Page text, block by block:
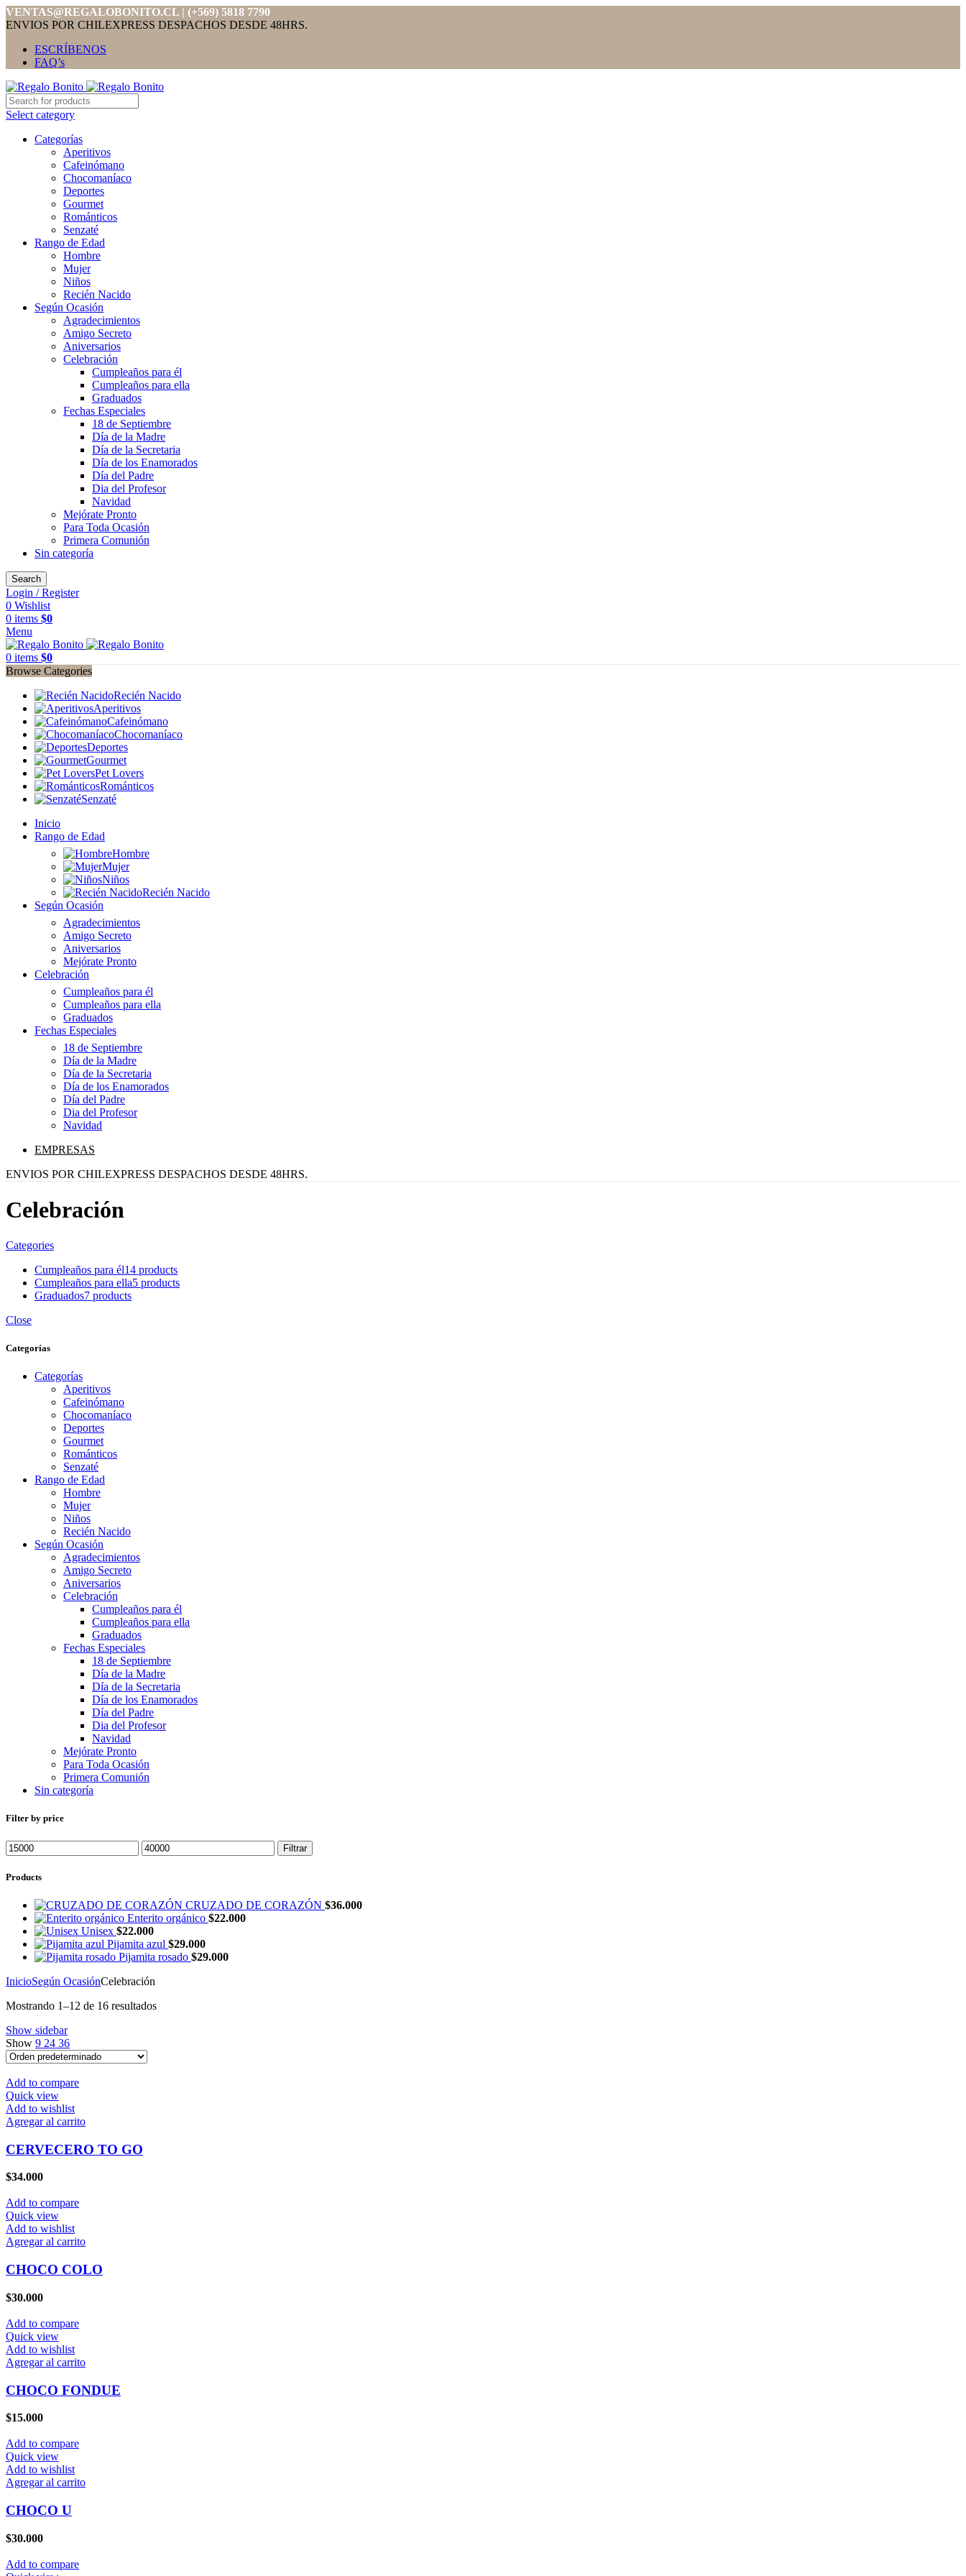
VENTAS@REGALOBONITO.CL | (+569) 5818 7790
ENVIOS POR CHILEXPRESS DESPACHOS DESDE 48HRS.
ESCRÍBENOS
FAQ’s
Select category
Categorías
Aperitivos
Cafeinómano
Chocomaníaco
Deportes
Gourmet
Románticos
Senzaté
Rango de Edad
Hombre
Mujer
Niños
Recién Nacido
Según Ocasión
Agradecimientos
Amigo Secreto
Aniversarios
Celebración
Cumpleaños para él
Cumpleaños para ella
Graduados
Fechas Especiales
18 de Septiembre
Día de la Madre
Día de la Secretaria
Día de los Enamorados
Día del Padre
Dia del Profesor
Navidad
Mejórate Pronto
Para Toda Ocasión
Primera Comunión
Sin categoría
Search
Login / Register
0 Wishlist
0 items $0
Menu
0 items $0
Browse Categories
Recién Nacido
Aperitivos
Cafeinómano
Chocomaníaco
Deportes
Gourmet
Pet Lovers
Románticos
Senzaté
Inicio
Rango de Edad
Hombre
Mujer
Niños
Recién Nacido
Según Ocasión
Agradecimientos
Amigo Secreto
Aniversarios
Mejórate Pronto
Celebración
Cumpleaños para él
Cumpleaños para ella
Graduados
Fechas Especiales
18 de Septiembre
Día de la Madre
Día de la Secretaria
Día de los Enamorados
Día del Padre
Dia del Profesor
Navidad
EMPRESAS
ENVIOS POR CHILEXPRESS DESPACHOS DESDE 48HRS.
Celebración
Categories
Cumpleaños para él14 products
Cumpleaños para ella5 products
Graduados7 products
Close
Categorías
Categorías
Aperitivos
Cafeinómano
Chocomaníaco
Deportes
Gourmet
Románticos
Senzaté
Rango de Edad
Hombre
Mujer
Niños
Recién Nacido
Según Ocasión
Agradecimientos
Amigo Secreto
Aniversarios
Celebración
Cumpleaños para él
Cumpleaños para ella
Graduados
Fechas Especiales
18 de Septiembre
Día de la Madre
Día de la Secretaria
Día de los Enamorados
Día del Padre
Dia del Profesor
Navidad
Mejórate Pronto
Para Toda Ocasión
Primera Comunión
Sin categoría
Filter by price
Precio
mínimo
Precio
máximo
Filtrar
Products
CRUZADO DE CORAZÓN $36.000
Enterito orgánico $22.000
Unisex $22.000
Pijamita azul $29.000
Pijamita rosado $29.000
InicioSegún OcasiónCelebración
Mostrando 1–12 de 16 resultados
Show sidebar
Show 9 24 36
Add to compare
Quick view
Add to wishlist
Agregar al carrito
CERVECERO TO GO
$34.000
Add to compare
Quick view
Add to wishlist
Agregar al carrito
CHOCO COLO
$30.000
Add to compare
Quick view
Add to wishlist
Agregar al carrito
CHOCO FONDUE
$15.000
Add to compare
Quick view
Add to wishlist
Agregar al carrito
CHOCO U
$30.000
Add to compare